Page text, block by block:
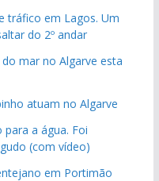
tráfico em Lagos. Um
do 2º andar
mar no Algarve esta
atuam no Algarve
a água. Foi
(com vídeo)
em Portimão